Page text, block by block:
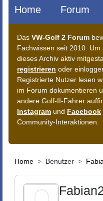
Home Forum
Das VW-Golf 2 Forum
Fachwissen seit 2010.
dieses Archiv aktiv
registrieren oder
Registrierte Nutzer lesen
im Forum dokumentieren
andere Golf-II-Fahrer
Instagram und Facebook
Community-Interaktionen.
Home Benutzer